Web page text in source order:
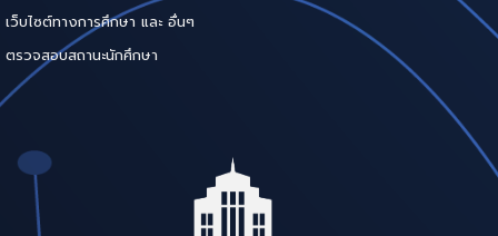
เว็บไซต์ทางการศึกษา และ อื่นๆ
ตรวจสอบสถานะนักศึกษา